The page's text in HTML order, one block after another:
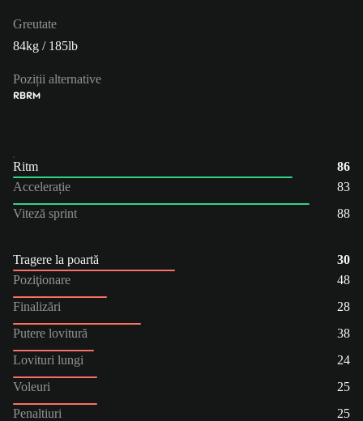
Greutate
84kg / 185lb
Poziții alternative
RBRM
Ritm
86
Accelerație
83
Viteză sprint
88
Tragere la poartă
30
Poziţionare
48
Finalizări
28
Putere lovitură
38
Lovituri lungi
24
Voleuri
25
Penaltiuri
25